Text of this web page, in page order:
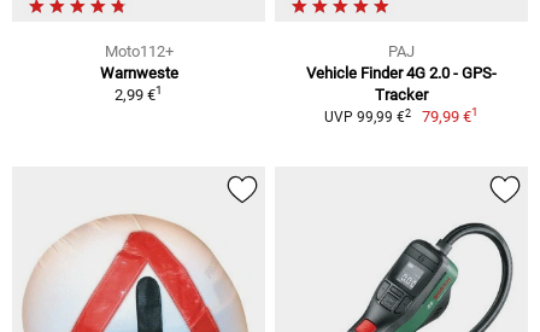
Moto112+
Warnweste
2,99 €1
PAJ
Vehicle Finder 4G 2.0 - GPS-
Tracker
UVP 99,99 €2 79,99 €1